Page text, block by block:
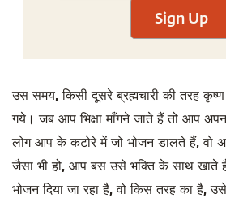
Sign Up
उस समय, किसी दूसरे ब्रह्मचारी की तरह कृष्ण
गये। जब आप भिक्षा माँगने जाते हैं तो आप
लोग आप के कटोरे में जो भोजन डालते हैं, वो
जैसा भी हो, आप बस उसे भक्ति के साथ खाते
भोजन दिया जा रहा है, वो किस तरह का है,